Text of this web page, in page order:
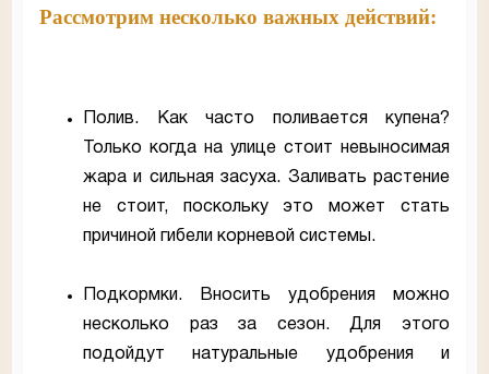
Рассмотрим несколько важных действий:
Полив. Как часто поливается купена?
Только когда на улице стоит невыносимая
жара и сильная засуха. Заливать растение
не стоит, поскольку это может стать
причиной гибели корневой системы.
Подкормки. Вносить удобрения можно
несколько раз за сезон. Для этого
подойдут натуральные удобрения и